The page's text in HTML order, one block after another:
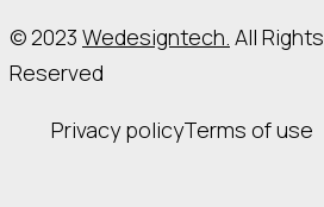
© 2023 Wedesigntech. All Rights
Reserved
Privacy policyTerms of use